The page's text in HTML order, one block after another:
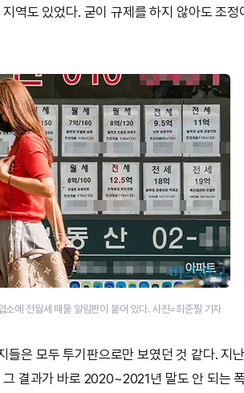
역도 있었다. 굳이 규제를 하지 않아도 조정
소에 전월세 매물 알림판이 붙어 있다. 사진=최준필 기자
은 모두 투기판으로만 보였던 것 같다. 지
결과가 바로 2020~2021년 말도 안 되는